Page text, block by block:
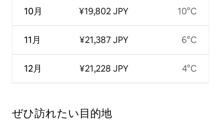
10月
11月
12月
¥19,802 JPY
¥21,387 JPY
¥21,228 JPY
10°C
6°C
4°C
ぜひ訪⁠れ⁠た⁠い目⁠的⁠地